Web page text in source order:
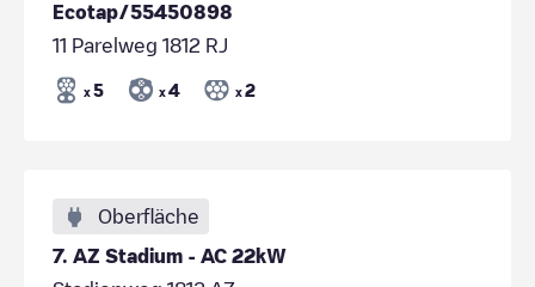
Ecotap/55450898
11 Parelweg 1812 RJ
x 5 x 4 x 2
Oberfläche
7. AZ Stadium - AC 22kW